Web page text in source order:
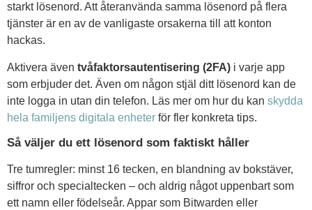
starkt lösenord. Att återanvända samma lösenord på flera
tjänster är en av de vanligaste orsakerna till att konton
hackas.
Aktivera även tvåfaktorsautentisering (2FA) i varje app
som erbjuder det. Även om någon stjäl ditt lösenord kan de
inte logga in utan din telefon. Läs mer om hur du kan skydda
hela familjens digitala enheter för fler konkreta tips.
Så väljer du ett lösenord som faktiskt håller
Tre tumregler: minst 16 tecken, en blandning av bokstäver,
siffror och specialtecken – och aldrig något uppenbart som
ett namn eller födelseår. Appar som Bitwarden eller